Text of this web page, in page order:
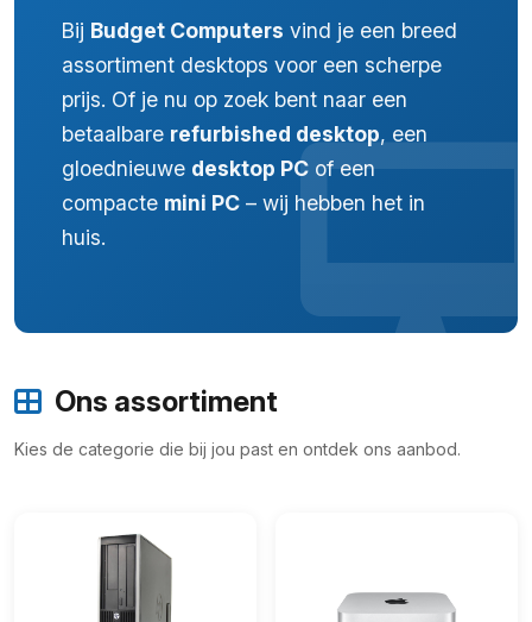
Bij Budget Computers vind je een breed
assortiment desktops voor een scherpe
prijs. Of je nu op zoek bent naar een
betaalbare refurbished desktop, een
gloednieuwe desktop PC of een
compacte mini PC – wij hebben het in
huis.
Ons assortiment
Kies de categorie die bij jou past en ontdek ons aanbod.